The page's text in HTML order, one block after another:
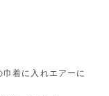
着に入れエアーに